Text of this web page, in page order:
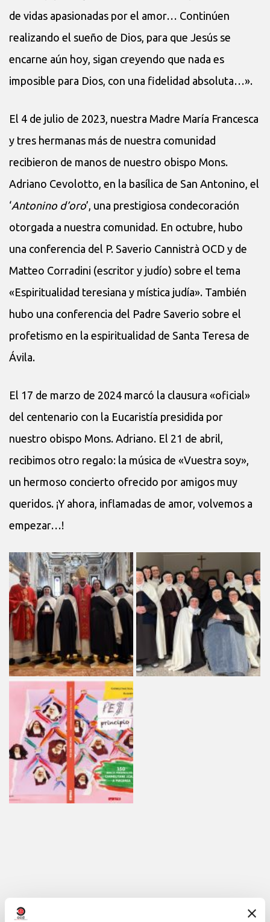
de vidas apasionadas por el amor… Continúen
realizando el sueño de Dios, para que Jesús se
encarne aún hoy, sigan creyendo que nada es
imposible para Dios, con una fidelidad absoluta…».
El 4 de julio de 2023, nuestra Madre María Francesca
y tres hermanas más de nuestra comunidad
recibieron de manos de nuestro obispo Mons.
Adriano Cevolotto, en la basílica de San Antonino, el
‘Antonino d’oro’, una prestigiosa condecoración
otorgada a nuestra comunidad. En octubre, hubo
una conferencia del P. Saverio Cannistrà OCD y de
Matteo Corradini (escritor y judío) sobre el tema
«Espiritualidad teresiana y mística judía». También
hubo una conferencia del Padre Saverio sobre el
profetismo en la espiritualidad de Santa Teresa de
Ávila.
El 17 de marzo de 2024 marcó la clausura «oficial»
del centenario con la Eucaristía presidida por
nuestro obispo Mons. Adriano. El 21 de abril,
recibimos otro regalo: la música de «Vuestra soy»,
un hermoso concierto ofrecido por amigos muy
queridos. ¡Y ahora, inflamadas de amor, volvemos a
empezar…!
Compartir en: